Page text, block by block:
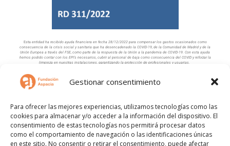
Gestionar consentimiento
Para ofrecer las mejores experiencias, utilizamos tecnologías como las
cookies para almacenar y/o acceder a la información del dispositivo. El
consentimiento de estas tecnologías nos permitirá procesar datos
como el comportamiento de navegación o las identificaciones únicas
en este sitio. No consentir o retirar el consentimiento, puede afectar
Estaentidad ha recibido ayuda financiera en fecha 28/12/2022 para compensar los gastos ocasionados como
consecuencia de la crisis social y sanitaria que ha desencadenado la COVID-19, de la Comunidad de Madrid y de la
Unión Europea a través del FSE, como parte de la respuesta de la Unión a la pandemia de COVID-19. Con esta ayuda
hemos podido contar con los EPI’s necesarios, cubrir al personal de baja como consecuencia del COVID y reforzar la
limpieza en nuestras instalaciones, garantizando la protección de profesionales y usuarias.
Aviso Legal Política de Privacidad